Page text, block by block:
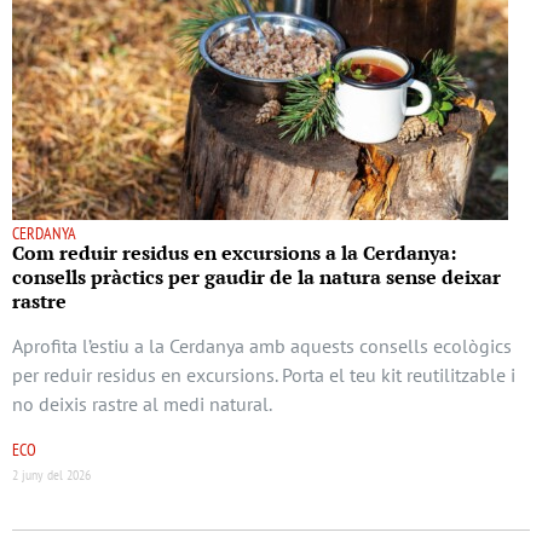
CERDANYA
Com reduir residus en excursions a la Cerdanya:
consells pràctics per gaudir de la natura sense deixar
rastre
Aprofita l’estiu a la Cerdanya amb aquests consells ecològics
per reduir residus en excursions. Porta el teu kit reutilitzable i
no deixis rastre al medi natural.
ECO
2 juny del 2026